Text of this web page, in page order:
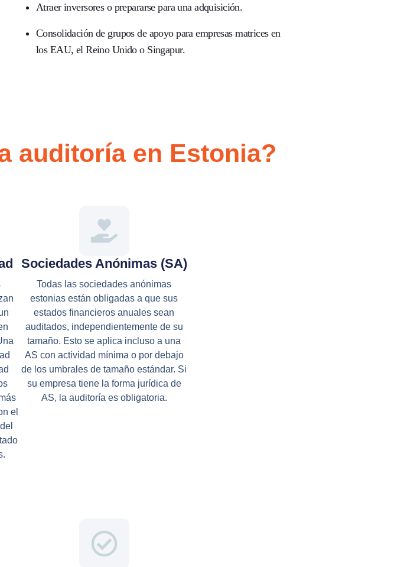
Atraer inversores o prepararse para una adquisición.
Consolidación de grupos de apoyo para empresas matrices en
los EAU, el Reino Unido o Singapur.
auditoría en Estonia?
el
Sociedades Anónimas (SA)
Todas las sociedades anónimas
estonias están obligadas a que sus
estados financieros anuales sean
auditados, independientemente de su
tamaño. Esto se aplica incluso a una
AS con actividad mínima o por debajo
de los umbrales de tamaño estándar. Si
su empresa tiene la forma jurídica de
AS, la auditoría es obligatoria.